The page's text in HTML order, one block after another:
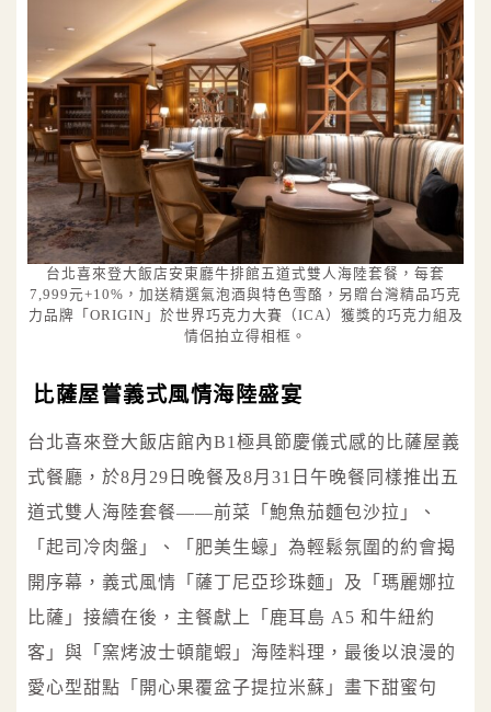
台北喜來登大飯店安東廳牛排館五道式雙人海陸套餐，每套
7,999元+10%，加送精選氣泡酒與特色雪酪，另贈台灣精品巧克
力品牌「ORIGIN」於世界巧克力大賽（ICA）獲獎的巧克力組及
情侶拍立得相框。
比薩屋嘗義式風情海陸盛宴
台北喜來登大飯店館內B1極具節慶儀式感的比薩屋義
式餐廳，於8月29日晚餐及8月31日午晚餐同樣推出五
道式雙人海陸套餐——前菜「鮑魚茄麵包沙拉」、
「起司冷肉盤」、「肥美生蠔」為輕鬆氛圍的約會揭
開序幕，義式風情「薩丁尼亞珍珠麵」及「瑪麗娜拉
比薩」接續在後，主餐獻上「鹿耳島 A5 和牛紐約
客」與「窯烤波士頓龍蝦」海陸料理，最後以浪漫的
愛心型甜點「開心果覆盆子提拉米蘇」畫下甜蜜句